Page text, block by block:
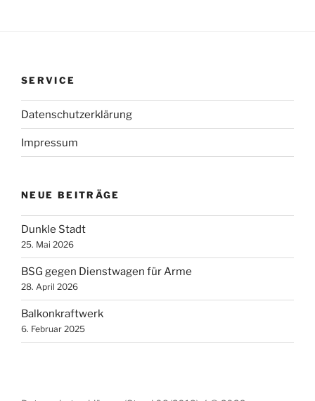
SERVICE
Datenschutzerklärung
Impressum
NEUE BEITRÄGE
Dunkle Stadt
25. Mai 2026
BSG gegen Dienstwagen für Arme
28. April 2026
Balkonkraftwerk
6. Februar 2025